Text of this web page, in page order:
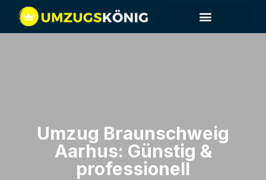
Umzug Braunschweig​
Aarhus: Günstig &
professionell​